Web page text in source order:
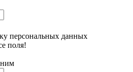
персональных данных
поля!